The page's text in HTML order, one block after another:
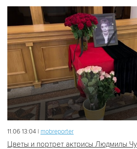
11.06 13:04 | mobreporter
Цветы и портрет актрисы Людмилы